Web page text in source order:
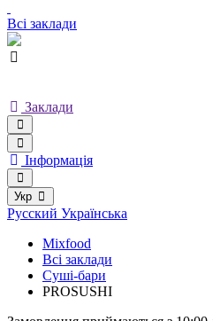
Всі заклади
Заклади
Інформація
Укр
Русский Українська
Mixfood
Всі заклади
Суші-бари
PROSUSHI